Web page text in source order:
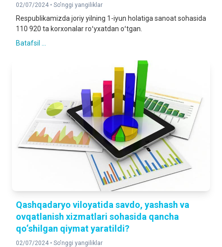
02/07/2024 • So'nggi yangiliklar
Respublikamizda joriy yilning 1-iyun holatiga sanoat sohasida
110 920 ta korxonalar roʻyxatdan oʻtgan.
Batafsil ...
Qashqadaryo viloyatida savdo, yashash va
ovqatlanish xizmatlari sohasida qancha
qo‘shilgan qiymat yaratildi?
02/07/2024 • So'nggi yangiliklar